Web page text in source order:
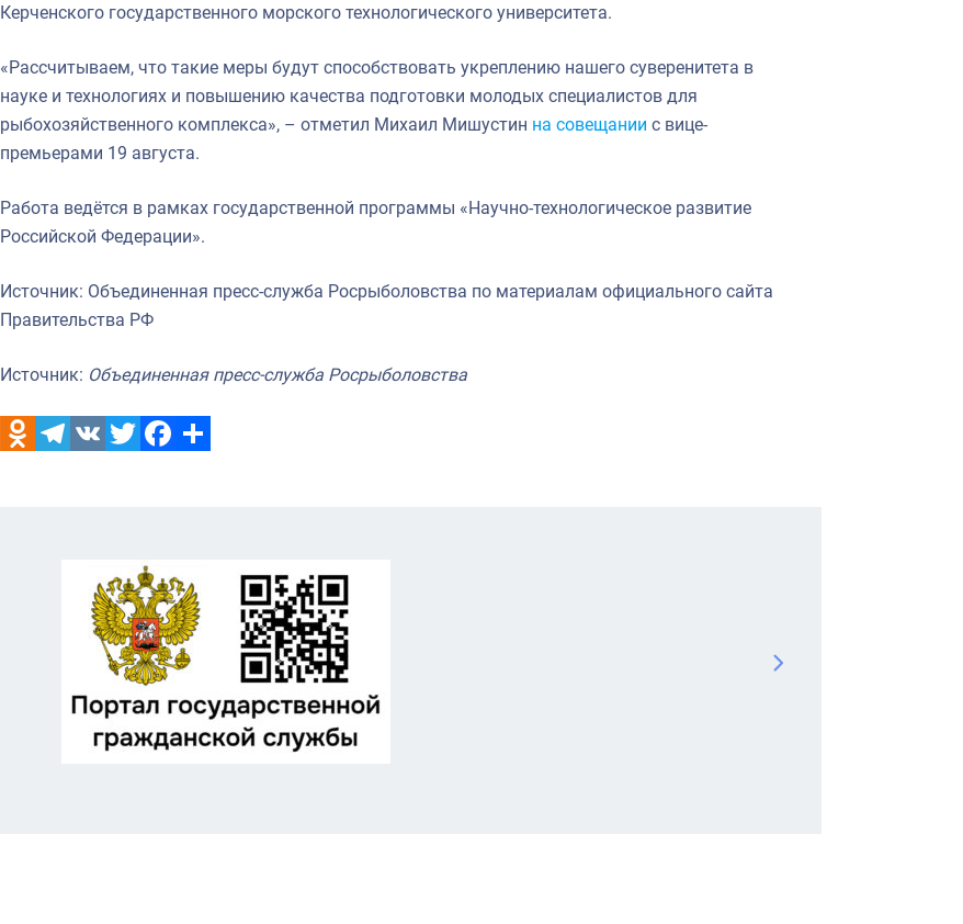
Керченского государственного морского технологического университета.
«Рассчитываем, что такие меры будут способствовать укреплению нашего суверенитета в
науке и технологиях и повышению качества подготовки молодых специалистов для
рыбохозяйственного комплекса», – отметил Михаил Мишустин на совещании с вице-
премьерами 19 августа.
Работа ведётся в рамках государственной программы «Научно-технологическое развитие
Российской Федерации».
Источник: Объединенная пресс-служба Росрыболовства по материалам официального сайта
Правительства РФ
Источник: Объединенная пресс-служба Росрыболовства